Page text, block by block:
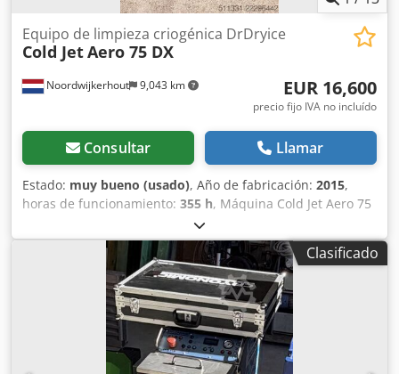
Noordwijkerhout 9,043 km
Equipo de limpieza criogénica DrDryice
Cold JetAero 75 DX
EUR 16,600
precio fijo IVA no incluído
Consultar Llamar
Estado: muy bueno (usado), Año de fabricación: 2015,
horas de funcionamiento: 355 h, Máquina Cold Jet Aero 75
DX Esta máquina es adecuada para la limpieza industrial,
tanto para proyectos pequeños como para proyectos de
gran envergadura. La ventaja de esta máquina es que no
está repleta de componentes electrónicos de última
generación. Es una de las máquinas más potentes del
mercado. Esta máquina se encuentra en excelentes
condiciones. Máquina de limpieza con hielo seco Cold Jet
Aero 75 DX, completa con el siguiente equipo: COLD JET
Clasificado